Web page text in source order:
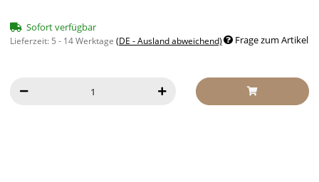
Sofort verfügbar
Lieferzeit: 5 - 14 Werktage (DE - Ausland abweichend) Frage zum Artikel